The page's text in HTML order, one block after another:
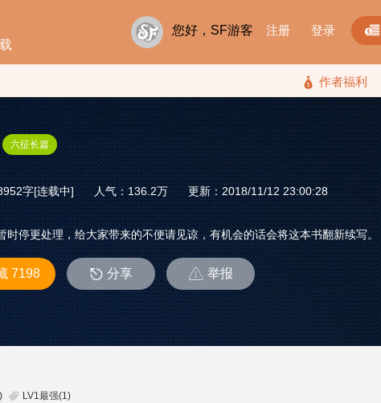
您好，SF游客 注册 登录 
 作者福利
六征长篇
字[连载中] 人气：136.2万 更新：2018/11/12 23:00:28
停更处理，给大家带来的不便请见谅，有机会的话会将这本书翻新续写。
7198  分享  举报
 LV1最强(1)